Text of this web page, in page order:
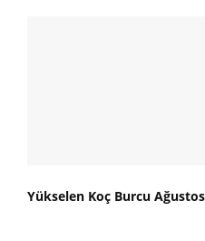
Yükselen Koç Burcu